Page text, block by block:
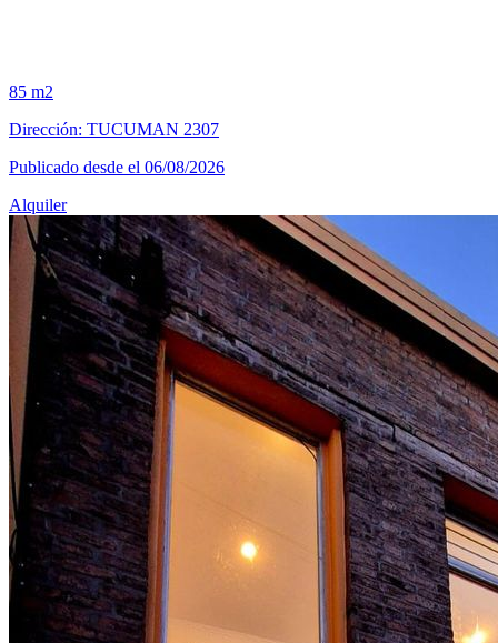
85 m2
Dirección: TUCUMAN 2307
Publicado desde el 06/08/2026
Alquiler